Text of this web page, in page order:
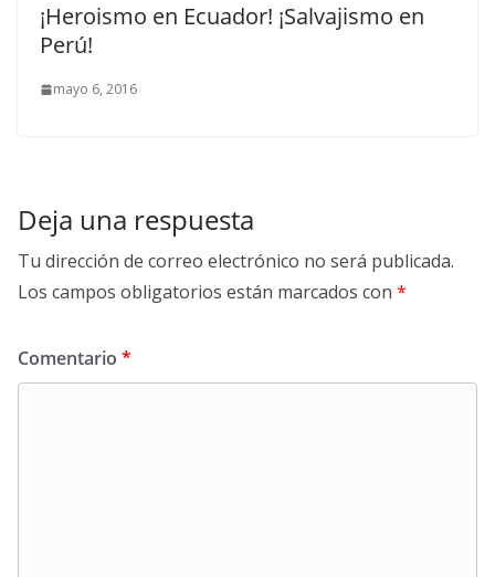
¡Heroismo en Ecuador! ¡Salvajismo en
Perú!
mayo 6, 2016
Deja una respuesta
Tu dirección de correo electrónico no será publicada.
Los campos obligatorios están marcados con *
Comentario *